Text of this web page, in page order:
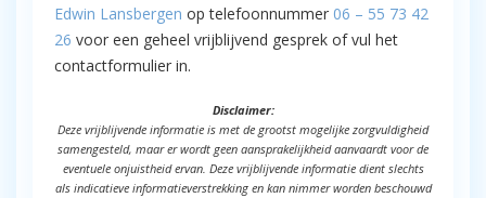
Edwin Lansbergen op telefoonnummer 06 – 55 73 42
26 voor een geheel vrijblijvend gesprek of vul het
contactformulier in.
Disclaimer:
Deze vrijblijvende informatie is met de grootst mogelijke zorgvuldigheid
samengesteld, maar er wordt geen aansprakelijkheid aanvaardt voor de
eventuele onjuistheid ervan. Deze vrijblijvende informatie dient slechts
als indicatieve informatieverstrekking en kan nimmer worden beschouwd